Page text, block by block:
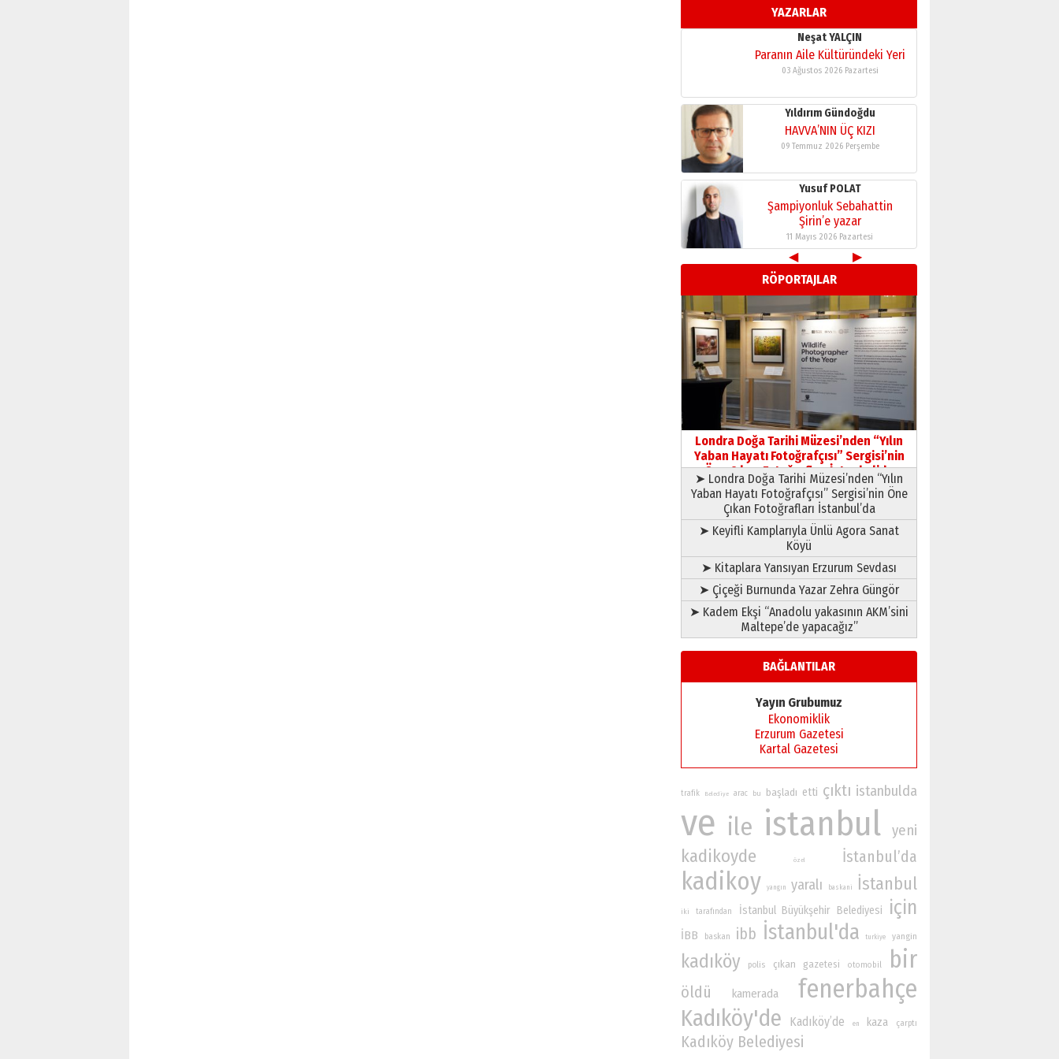
YAZARLAR
Yıldırım Gündoğdu
HAVVA’NIN ÜÇ KIZI
09 Temmuz 2026 Perşembe
Yusuf POLAT
Şampiyonluk Sebahattin
Şirin’e yazar
Neşat YALÇIN
Paranın Aile Kültüründeki Yeri
03 Ağustos 2026 Pazartesi
Yıldırım Gündoğdu
HAVVA’NIN ÜÇ KIZI
09 Temmuz 2026 Perşembe
Yusuf POLAT
Şampiyonluk Sebahattin
Şirin’e yazar
11 Mayıs 2026 Pazartesi
◀
▶
RÖPORTAJLAR
Londra Doğa Tarihi Müzesi’nden “Yılın
Yaban Hayatı Fotoğrafçısı” Sergisi’nin
Öne Çıkan Fotoğrafları İstanbul’da
➤ Londra Doğa Tarihi Müzesi’nden “Yılın
Yaban Hayatı Fotoğrafçısı” Sergisi’nin Öne
Çıkan Fotoğrafları İstanbul’da
➤ Keyifli Kamplarıyla Ünlü Agora Sanat
Köyü
➤ Kitaplara Yansıyan Erzurum Sevdası
➤ Çiçeği Burnunda Yazar Zehra Güngör
➤ Kadem Ekşi “Anadolu yakasının AKM’sini
Maltepe’de yapacağız”
BAĞLANTILAR
Yayın Grubumuz
Ekonomiklik
Erzurum Gazetesi
Kartal Gazetesi
trafik Belediye arac bu başladı etti çıktı istanbulda
ve ile istanbul yeni
kadikoyde özel İstanbul’da
kadikoy yangın yaralı baskani İstanbul
iki tarafından İstanbul Büyükşehir Belediyesi için
İBB baskan ibb İstanbul'da turkiye yangin
kadıköy polis çıkan gazetesi otomobil bir
öldü kamerada fenerbahçe
Kadıköy'de Kadıköy’de en kaza çarptı
Kadıköy Belediyesi